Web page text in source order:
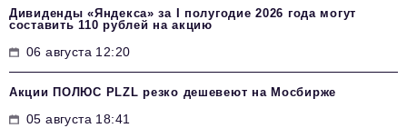
Дивиденды «Яндекса» за I полугодие 2026 года могут
составить 110 рублей на акцию
06 августа 12:20
Акции ПОЛЮС PLZL резко дешевеют на Мосбирже
05 августа 18:41